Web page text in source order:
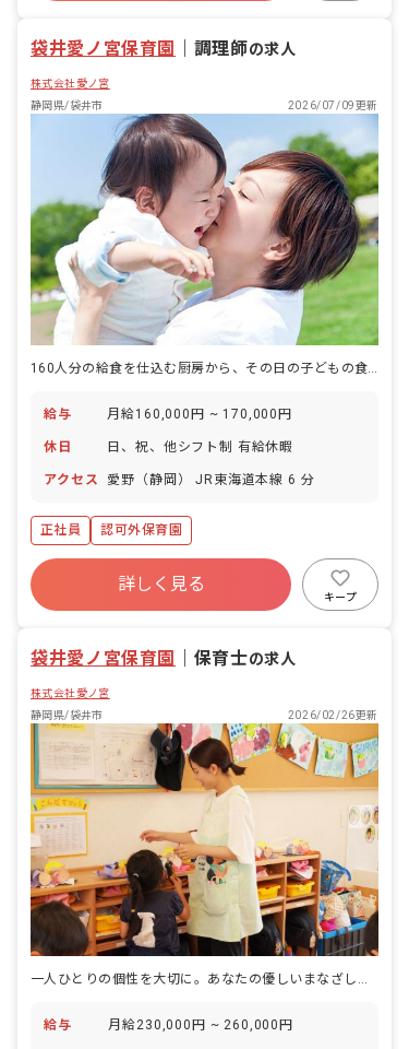
袋井愛ノ宮保育園 調理師の求人
株式会社愛ノ宮
静岡県/袋井市
2026/07/09更新
160人分の給食を仕込む厨房から、その日の子どもの食欲まで見えてくる仕事です。
給与 月給160,000円 ~ 170,000円
休日 日、祝、他シフト制 有給休暇
アクセス 愛野（静岡） JR東海道本線 6 分
正社員 認可外保育園
詳しく見る
キープ
袋井愛ノ宮保育園 保育士の求人
株式会社愛ノ宮
静岡県/袋井市
2026/02/26更新
一人ひとりの個性を大切に。あなたの優しいまなざしで、子どもたちの未来を彩りましょう。
給与 月給230,000円 ~ 260,000円